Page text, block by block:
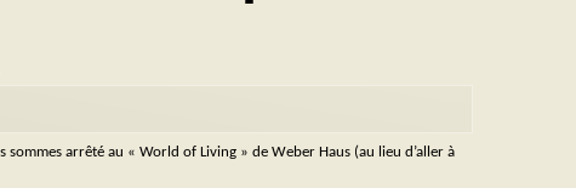
arrêté au « World of Living » de Weber Haus (au lieu d’aller à